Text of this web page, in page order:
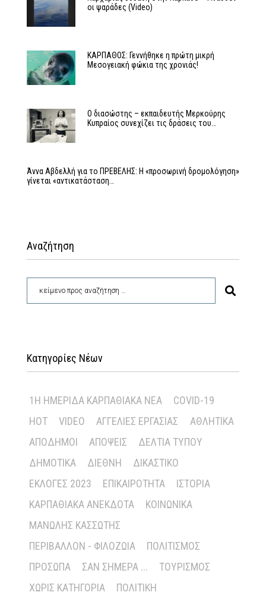
οι ψαράδες (Video)
ΚΑΡΠΑΘΟΣ: Γεννήθηκε η πρώτη μικρή
Μεσογειακή φώκια της χρονιάς!
Ο διασώστης – εκπαιδευτής Μερκούρης
Κυπραίος συνεχίζει τις δράσεις του…
Άννα Αβδελλή για το ΠΡΕΒΕΛΗΣ: Η «προσωρινή δρομολόγηση»
γίνεται «αντικατάσταση…
Αναζήτηση
Κατηγορίες Νέων
1Η ΗΜΕΡΊΔΑ ΚΑΡΠΑΘΙΑΚΆ ΝΈΑ
COVID-19
HOT
VIDEO ΑΓΓΕΛΊΕΣ ΕΡΓΑΣΊΑΣ
ΑΘΛΗΤΙΚΆ
ΑΠΌΔΗΜΟΙ
ΑΠΌΨΕΙΣ
ΔΕΛΤΊΑ ΤΎΠΟΥ
ΔΗΜΟΤΙΚΆ
ΔΙΕΘΝΉ
ΔΙΚΑΣΤΙΚΌ
ΕΚΛΟΓΈΣ 2023
ΕΠΙΚΑΙΡΌΤΗΤΑ
ΙΣΤΟΡΊΑ
ΚΑΡΠΑΘΙΑΚΆ ΑΝΈΚΔΟΤΑ
ΚΟΙΝΩΝΙΚΆ
ΜΑΝΏΛΗΣ ΚΑΣΣΏΤΗΣ
ΠΕΡΙΒΆΛΛΟΝ - ΦΙΛΟΖΩΊΑ
ΠΟΛΙΤΙΣΜΌΣ
ΠΡΌΣΩΠΑ
ΣΑΝ ΣΉΜΕΡΑ ...
ΤΟΥΡΙΣΜΌΣ
ΧΩΡΊΣ ΚΑΤΗΓΟΡΊΑ
ΠΟΛΙΤΙΚΉ